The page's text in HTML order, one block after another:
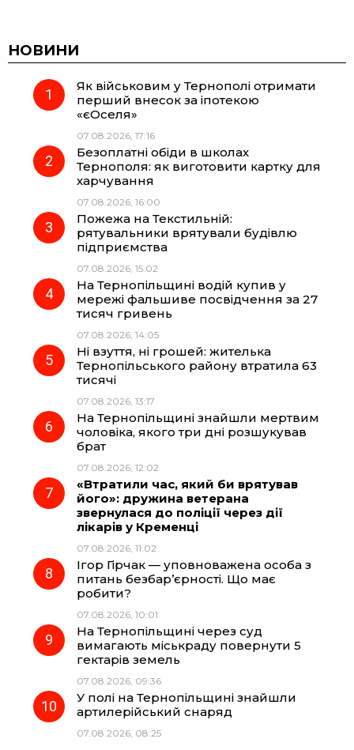
c
e
o
k
e
r
a
m
t
A
p
НОВИНИ
Як військовим у Тернополі отримати
перший внесок за іпотекою
«єОселя»
07.08.2026, 17:16
Безоплатні обіди в школах
Тернополя: як виготовити картку для
харчування
07.08.2026, 16:00
Пожежа на Текстильній:
рятувальники врятували будівлю
підприємства
07.08.2026, 15:02
На Тернопільщині водій купив у
мережі фальшиве посвідчення за 27
тисяч гривень
07.08.2026, 14:05
Ні взуття, ні грошей: жителька
Тернопільського району втратила 63
тисячі
07.08.2026, 13:17
На Тернопільщині знайшли мертвим
чоловіка, якого три дні розшукував
брат
07.08.2026, 12:02
«Втратили час, який би врятував
його»: дружина ветерана
звернулася до поліції через дії
лікарів у Кременці
07.08.2026, 11:02
Ігор Гірчак — уповноважена особа з
питань безбар’єрності. Що має
робити?
07.08.2026, 10:01
На Тернопільщині через суд
вимагають міськраду повернути 5
гектарів земель
07.08.2026, 09:36
У полі на Тернопільщині знайшли
артилерійський снаряд
07.08.2026, 08:25